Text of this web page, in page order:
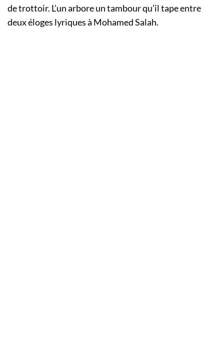
de trottoir. L’un arbore un tambour qu’il tape entre
deux éloges lyriques à Mohamed Salah.